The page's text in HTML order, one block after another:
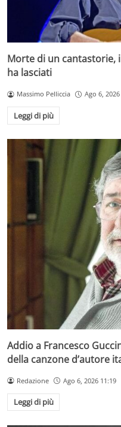
Morte di un cantastorie,
ha lasciati
Massimo Pelliccia Ago 6,
Leggi di più
Addio a Francesco
della canzone d’autore
Redazione Ago 6, 2026 11:19
Leggi di più